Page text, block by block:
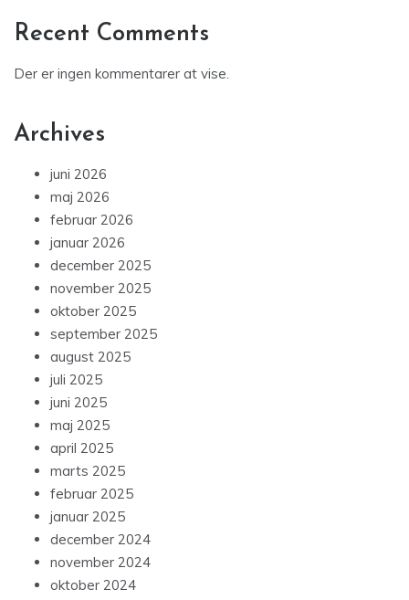
Recent Comments
Der er ingen kommentarer at vise.
Archives
juni 2026
maj 2026
februar 2026
januar 2026
december 2025
november 2025
oktober 2025
september 2025
august 2025
juli 2025
juni 2025
maj 2025
april 2025
marts 2025
februar 2025
januar 2025
december 2024
november 2024
oktober 2024